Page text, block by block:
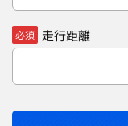
必須 走行距離